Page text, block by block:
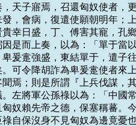
，天子寤焉，召還匈奴使者
發，會病，復遣使願朝明年；
貴幸日盛，丁、傅害其寵，
因是而上奏，以為：「單于當
卑爰疐強盛，東結單于，遣子
。可令降胡詐為卑爰疐使者來
聞焉；則是所謂『上兵伐謀，
。左將軍公孫祿以為：「中國
匈奴賴先帝之德，保塞稱蕃。
祿自保沒身不見匈奴為邊竟憂